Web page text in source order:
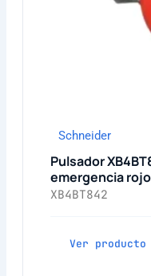
Schneider
Pulsador
emergencia
XB4BT842
Ver